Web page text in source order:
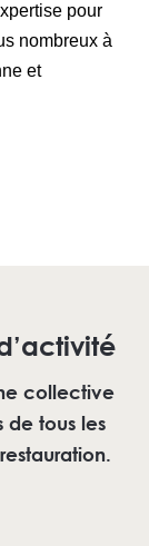
pour
nombreux à
et
collective
de tous les